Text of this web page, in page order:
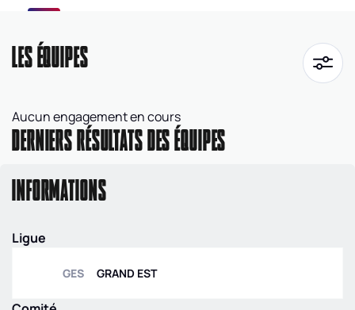
LES ÉQUIPES
Aucun engagement en cours
DERNIERS RÉSULTATS DES ÉQUIPES
INFORMATIONS
Ligue
GES GRAND EST